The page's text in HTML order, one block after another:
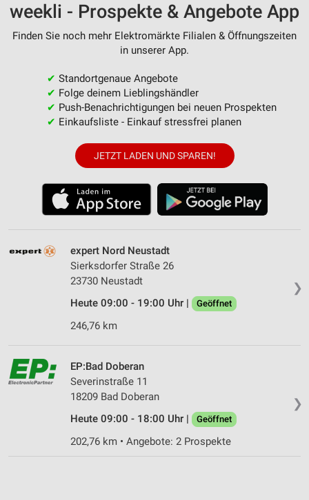
weekli - Prospekte & Angebote App
Finden Sie noch mehr Elektromärkte Filialen & Öffnungszeiten
in unserer App.
✔ Standortgenaue Angebote
✔ Folge deinem Lieblingshändler
✔ Push-Benachrichtigungen bei neuen Prospekten
✔ Einkaufsliste - Einkauf stressfrei planen
JETZT LADEN UND SPAREN!
❯
expert Nord Neustadt
Sierksdorfer Straße 26
23730 Neustadt
Heute 09:00 - 19:00 Uhr |
Geöffnet
246,76 km
❯
EP:Bad Doberan
Severinstraße 11
18209 Bad Doberan
Heute 09:00 - 18:00 Uhr |
Geöffnet
202,76 km • Angebote: 2 Prospekte